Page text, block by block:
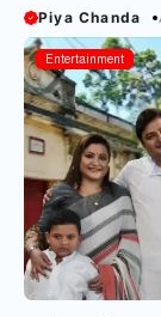
Piya Chanda
Entertainment